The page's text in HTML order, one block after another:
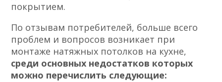
покрытием.
По отзывам потребителей, больше всего
проблем и вопросов возникает при
монтаже натяжных потолков на кухне,
среди основных недостатков которых
можно перечислить следующие: